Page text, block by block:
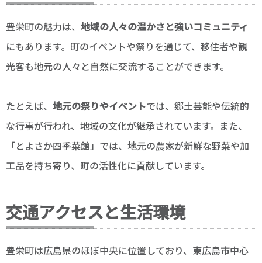
豊栄町の魅力は、 地域の人々の温かさと強いコミュニティ
にもあります。町のイベントや祭りを通じて、移住者や観
光客も地元の人々と自然に交流することができます。
たとえば、 地元の祭りやイベントでは、郷土芸能や伝統的
な行事が行われ、地域の文化が継承されています。また、
「とよさか四季菜館」では、地元の農家が新鮮な野菜や加
工品を持ち寄り、町の活性化に貢献しています。
交通アクセスと生活環境
豊栄町は広島県のほぼ中央に位置しており、東広島市中心